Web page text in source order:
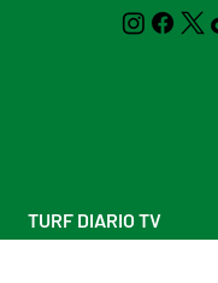
TURF DIARIO TV